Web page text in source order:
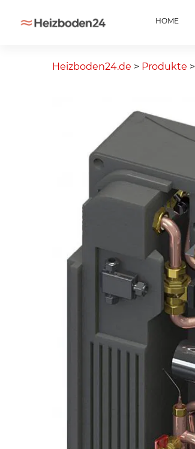
HOME
Heizboden24.de > Produkte >